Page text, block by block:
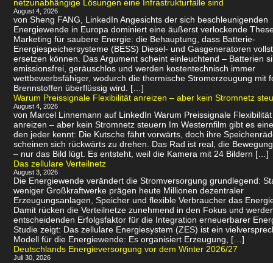
netzunabhängige Lösungen eine Infrastrukturfalle sind
August 4, 2026
von Sheng FANG, LinkedIn Angesichts der sich beschleunigenden
Energiewende in Europa dominiert eine äußerst verlockende
Marketing für saubere Energie: die Behauptung, dass Batterie-
Energiespeichersysteme (BESS) Diesel- und Gasgeneratoren
ersetzen können. Das Argument scheint einleuchtend – Batterien
emissionsfrei, geräuschlos und werden kostentechnisch immer
wettbewerbsfähiger, wodurch die thermische Stromerzeugung mit
Brennstoffen überflüssig wird. […]
Warum Preissignale Flexibilität anreizen – aber kein Stromnetz
August 4, 2026
von Marcel Linnemann auf LinkedIn Warum Preissignale Flexibilität
anreizen – aber kein Stromnetz steuern Im Westernfilm gibt es
den jeder kennt: Die Kutsche fährt vorwärts, doch ihre
scheinen sich rückwärts zu drehen. Das Rad ist real, die
– nur das Bild lügt. Es entsteht, weil die Kamera mit 24 Bildern […]
Das zellulare Verteilnetz
August 3, 2026
Die Energiewende verändert die Stromversorgung grundlegend:
weniger Großkraftwerke prägen heute Millionen dezentraler
Erzeugungsanlagen, Speicher und flexible Verbraucher das
Damit rücken die Verteilnetze zunehmend in den Fokus und
entscheidenden Erfolgsfaktor für die Integration erneuerbarer
Studie zeigt: Das zellulare Energiesystem (ZES) ist ein
Modell für die Energiewende: Es organisiert Erzeugung, […]
Deutschlands Energieversorgung vor dem Winter 2026/27
Juli 30, 2026